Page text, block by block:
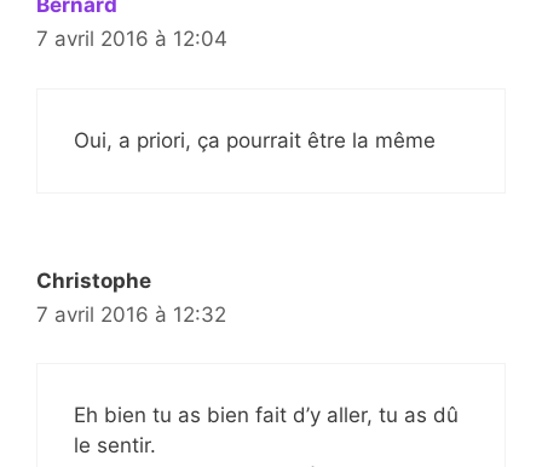
Bernard
7 avril 2016 à 12:04
Oui, a priori, ça pourrait être la même
Christophe
7 avril 2016 à 12:32
Eh bien tu as bien fait d’y aller, tu as dû
le sentir.